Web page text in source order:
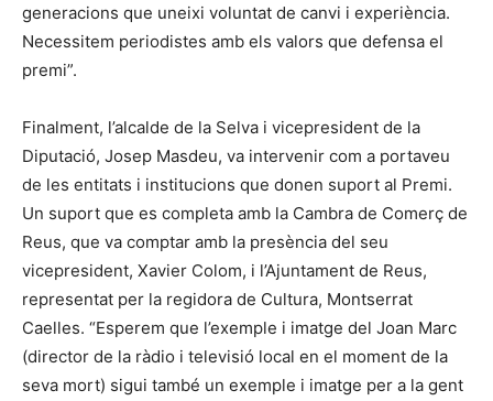
generacions que uneixi voluntat de canvi i experiència.
Necessitem periodistes amb els valors que defensa el
premi”.
Finalment, l’alcalde de la Selva i vicepresident de la
Diputació, Josep Masdeu, va intervenir com a portaveu
de les entitats i institucions que donen suport al Premi.
Un suport que es completa amb la Cambra de Comerç de
Reus, que va comptar amb la presència del seu
vicepresident, Xavier Colom, i l’Ajuntament de Reus,
representat per la regidora de Cultura, Montserrat
Caelles. “Esperem que l’exemple i imatge del Joan Marc
(director de la ràdio i televisió local en el moment de la
seva mort) sigui també un exemple i imatge per a la gent